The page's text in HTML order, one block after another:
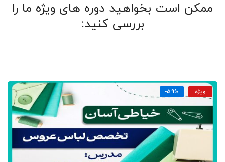
ممکن است بخواهید دوره های ویژه ما را
بررسی کنید:
ویژه -59%